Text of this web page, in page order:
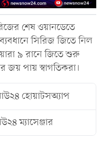
শেষ ওয়ানডেতে
সিরিজ জিতে নিল
৯ রানে জিতে শুরু
জয় পায় স্বাগতিকরা।
হোয়াটসঅ্যাপ
ম্যাসেঞ্জার